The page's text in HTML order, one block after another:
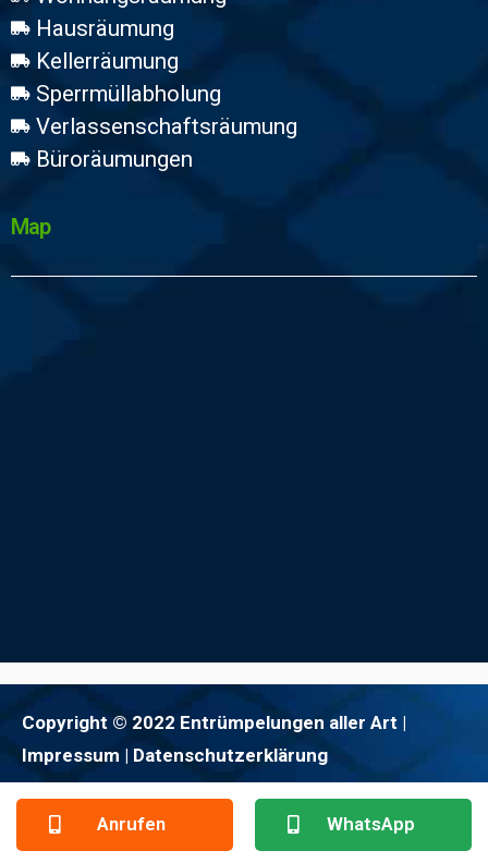
Hausräumung
Kellerräumung
Sperrmüllabholung
Verlassenschaftsräumung
Büroräumungen
Map
Copyright © 2022 Entrümpelungen aller Art |
Impressum | Datenschutzerklärung
Anrufen WhatsApp